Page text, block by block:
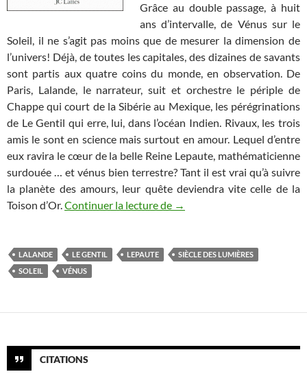
Grâce au double passage, à huit
ans d’intervalle, de Vénus sur le
Soleil, il ne s’agit pas moins que de mesurer la dimension de
l’univers! Déjà, de toutes les capitales, des dizaines de savants
sont partis aux quatre coins du monde, en observation. De
Paris, Lalande, le narrateur, suit et orchestre le périple de
Chappe qui court de la Sibérie au Mexique, les pérégrinations
de Le Gentil qui erre, lui, dans l’océan Indien. Rivaux, les trois
amis le sont en science mais surtout en amour. Lequel d’entre
eux ravira le cœur de la belle Reine Lepaute, mathématicienne
surdouée … et vénus bien terrestre? Tant il est vrai qu’à suivre
la planète des amours, leur quête deviendra vite celle de la
Toison d’Or.Continuer la lecture de Mes romans (1) : Le
→
LALANDE LE GENTIL LEPAUTE
SIÈCLE DES LUMIÈRES
SOLEIL
VÉNUS
CITATIONS